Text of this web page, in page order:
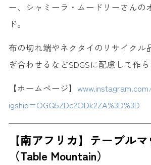
ー、シャミーラ・ムードリーさんの
ド。
布の切れ端やネクタイのリサイクル
ぎ合わせるなどSDGSに配慮して作ら
【ホームページ】
igshid=OGQ5ZDc2ODk2ZA%3D%3D
【南アフリカ】テーブル
（Table Mountain）